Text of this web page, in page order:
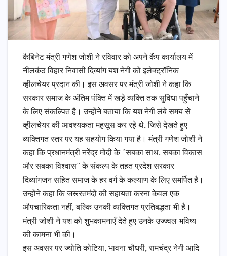
कैबिनेट मंत्री गणेश जोशी ने रविवार को अपने कैंप कार्यालय में
नीलकंठ विहार निवासी दिव्यांग यश नेगी को इलेक्ट्रॉनिक
व्हीलचेयर प्रदान की। इस अवसर पर मंत्री जोशी ने कहा कि
सरकार समाज के अंतिम पंक्ति में खड़े व्यक्ति तक सुविधा पहुँचाने
के लिए संकल्पित है। उन्होंने बताया कि यश नेगी लंबे समय से
व्हीलचेयर की आवश्यकता महसूस कर रहे थे, जिसे देखते हुए
व्यक्तिगत स्तर पर यह सहयोग किया गया है। मंत्री गणेश जोशी ने
कहा कि प्रधानमंत्री नरेंद्र मोदी के “सबका साथ, सबका विकास
और सबका विश्वास” के संकल्प के तहत प्रदेश सरकार
दिव्यांगजन सहित समाज के हर वर्ग के कल्याण के लिए समर्पित है।
उन्होंने कहा कि जरूरतमंदों की सहायता करना केवल एक
औपचारिकता नहीं, बल्कि उनकी व्यक्तिगत प्रतिबद्धता भी है।
मंत्री जोशी ने यश को शुभकामनाएँ देते हुए उनके उज्ज्वल भविष्य
की कामना भी की।
इस अवसर पर ज्योति कोटिया, भावना चौधरी, रामचंद्र नेगी आदि